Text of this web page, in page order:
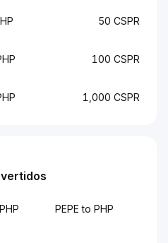
50 CSPR
100 CSPR
1,000 CSPR
PEPE to PHP